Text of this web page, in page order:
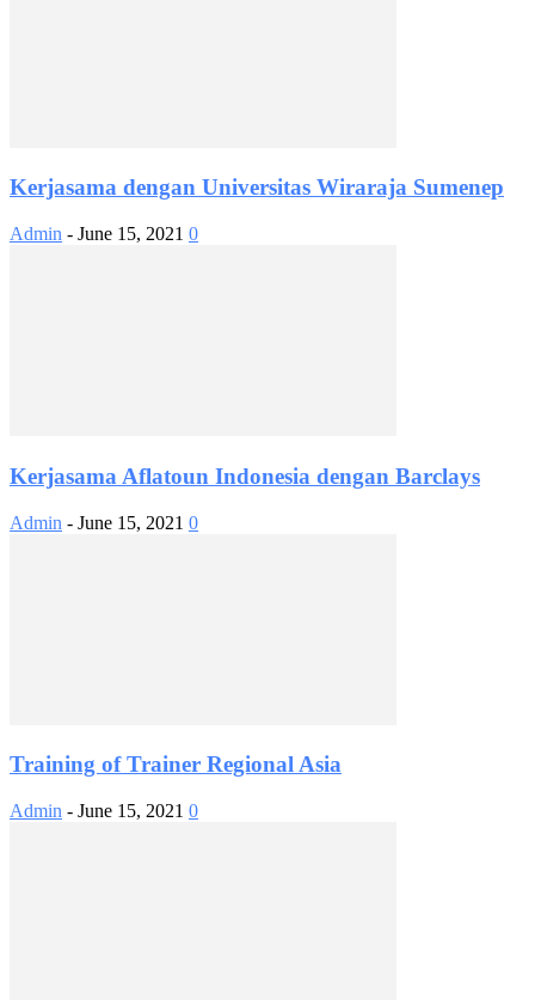
Kerjasama dengan Universitas Wiraraja Sumenep
Admin - June 15, 2021 0
Kerjasama Aflatoun Indonesia dengan Barclays
Admin - June 15, 2021 0
Training of Trainer Regional Asia
Admin - June 15, 2021 0